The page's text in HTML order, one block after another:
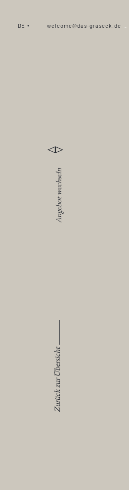
DE welcome@das-graseck.de _
Angebot wechseln
Zurück zur Übersicht